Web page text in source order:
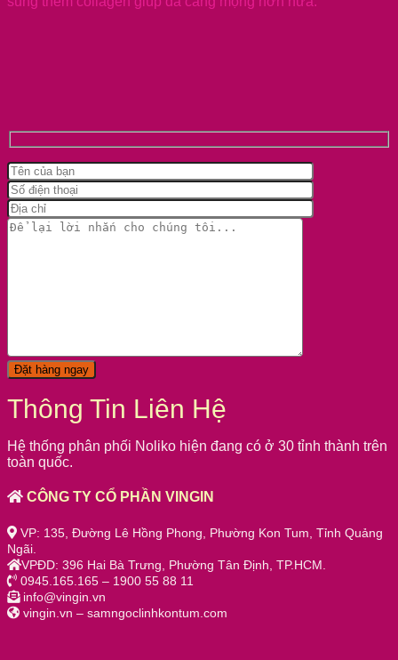
Thông Tin Liên Hệ
Hệ thống phân phối Noliko hiện đang có ở 30 tỉnh thành trên
toàn quốc.
CÔNG TY CỔ PHẦN VINGIN
VP: 135, Đường Lê Hồng Phong, Phường Kon Tum, Tỉnh Quảng
Ngãi.
VPĐD: 396 Hai Bà Trưng, Phường Tân Định, TP.HCM.
0945.165.165 – 1900 55 88 11
info@vingin.vn
vingin.vn – samngoclinhkontum.com